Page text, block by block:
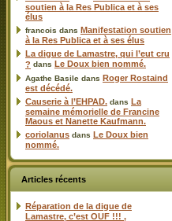
soutien à la Res Publica et à ses
élus
francois dans Manifestation soutien
à la Res Publica et à ses élus
La digue de Lamastre, qui l’eut cru
? dans Le Doux bien nommé.
Agathe Basile dans Roger Rostaind
est décédé.
Causerie à l’EHPAD. dans La
semaine mémorielle de Francine
Maous et Nanette Kaufmann.
coriolanus dans Le Doux bien
nommé.
Articles récents
Réparation de la digue de
Lamastre, c’est OUF !!! ,